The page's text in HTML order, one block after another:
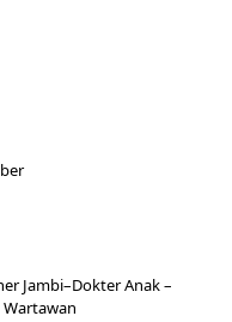
Jambi–DokterAnak –